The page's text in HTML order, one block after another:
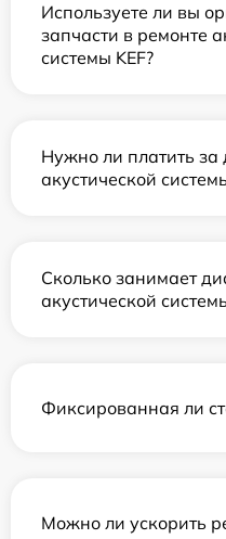
Используете ли вы
запчасти в ремонте
системы KEF?
Нужно ли платить за
акустической
Сколько занимает
акустической
Фиксированная ли
Можно ли ускорить